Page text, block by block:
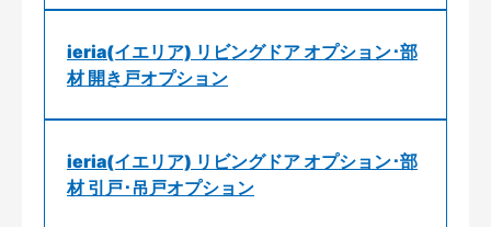
ieria(イエリア) リビングドア オプション･部
材 開き戸オプション
ieria(イエリア) リビングドア オプション･部
材 引戸･吊戸オプション